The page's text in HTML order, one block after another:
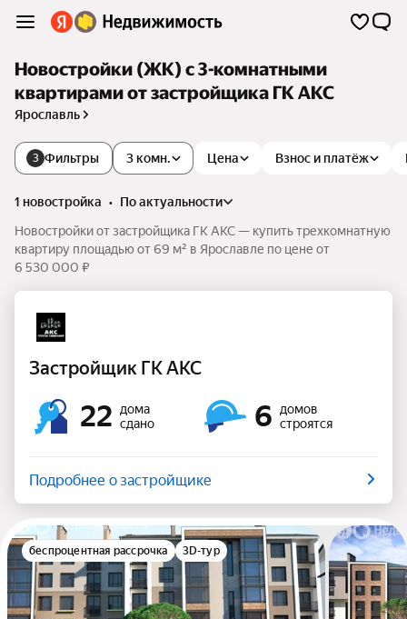
Новостройки (ЖК) с 3-комнатными
квартирами от застройщика ГК АКС
Ярославль
3 Фильтры Цена Взнос и платёж
3 комн.
1 новостройка •
по актуальности
Новостройки от застройщика ГК АКС — купить трехкомнатную
квартиру площадью от 69 м² в Ярославле по цене от
6 530 000 ₽
Застройщик ГК АКС
22
дома
сдано
6
домов
строятся
Подробнее о застройщике
беспроцентная рассрочка 3D-тур